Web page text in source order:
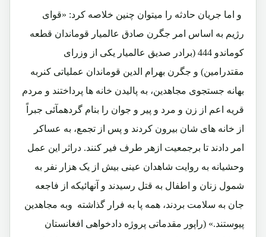
و اما جریان حادثه را میتوان چنین خلاصه کرد: «قوای
رژیم به اساس امر جگرن صادق عالمیار قوماندان قطعه
کوماندو 444 (برادر صدیق عالمیار یکی از وزرای
مقتدرامین) و جگرن بهرام الدین قوماندان عملیاتی کنربه
بهانه جستجوی مجاهدین، به پالیدن خانه ها پرداختند و مردم
قریه اعم از زن و مرد و پیر و جوان را بنام گردهمآئی جبراً
از خانه های شان بیرون کردند و پس از تجمع، به عساکر
امر دادند تا برجمعیت ازهر طرف فیر کنند. دراثر این عمل
وحشیانه به روایت شاهدان عینی بیش از یک هزار نفر به
شمول زنان و اطفال به قتل رسیدند و آنهائیکه از فاجعه
جان به سلامت بردند، همه پا به فرار گذاشته وبه مجاهدین
پیوستند.» (راپور مقدماتی پروژه دادخواهی افغانستان